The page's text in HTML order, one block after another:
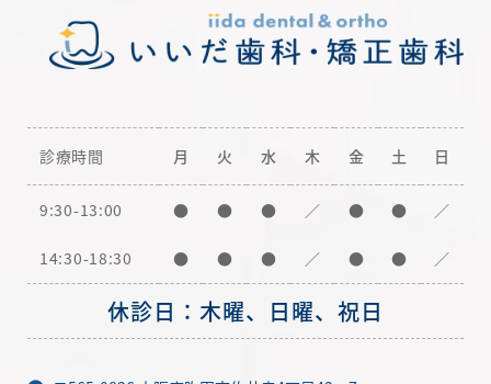
診療時間 月 火 水 木 金 土 日
9:30-13:00 ● ● ● ／ ● ● ／
14:30-18:30 ● ● ● ／ ● ● ／
休診日：木曜、日曜、祝日